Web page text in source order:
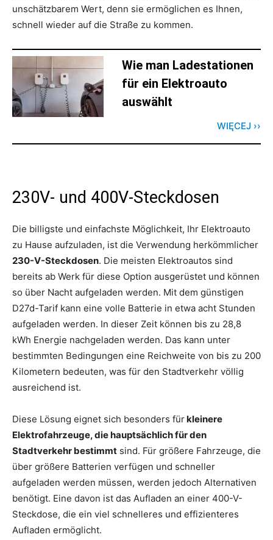
unschätzbarem Wert, denn sie ermöglichen es Ihnen,
schnell wieder auf die Straße zu kommen.
Wie man Ladestationen
für ein Elektroauto
auswählt
WIĘCEJ ››
230V- und 400V-Steckdosen
Die billigste und einfachste Möglichkeit, Ihr Elektroauto
zu Hause aufzuladen, ist die Verwendung herkömmlicher
230-V-Steckdosen. Die meisten Elektroautos sind
bereits ab Werk für diese Option ausgerüstet und können
so über Nacht aufgeladen werden. Mit dem günstigen
D27d-Tarif kann eine volle Batterie in etwa acht Stunden
aufgeladen werden. In dieser Zeit können bis zu 28,8
kWh Energie nachgeladen werden. Das kann unter
bestimmten Bedingungen eine Reichweite von bis zu 200
Kilometern bedeuten, was für den Stadtverkehr völlig
ausreichend ist.
Diese Lösung eignet sich besonders fürkleinere
Elektrofahrzeuge, die hauptsächlich für den
Stadtverkehr bestimmt sind. Für größere Fahrzeuge, die
über größere Batterien verfügen und schneller
aufgeladen werden müssen, werden jedoch Alternativen
benötigt. Eine davon ist das Aufladen an einer 400-V-
Steckdose, die ein viel schnelleres und effizienteres
Aufladen ermöglicht.